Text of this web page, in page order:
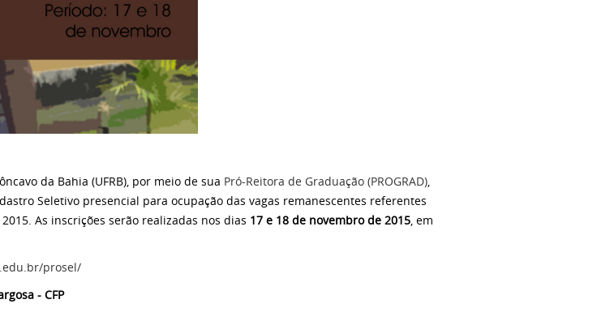
da Bahia (UFRB), por meio de sua Pró-Reitora de Graduação (PROGRAD),
Seletivo presencial para ocupação das vagas remanescentes referentes
As inscrições serão realizadas nos dias 17 e 18 de novembro de 2015, em
prosel/
- CFP